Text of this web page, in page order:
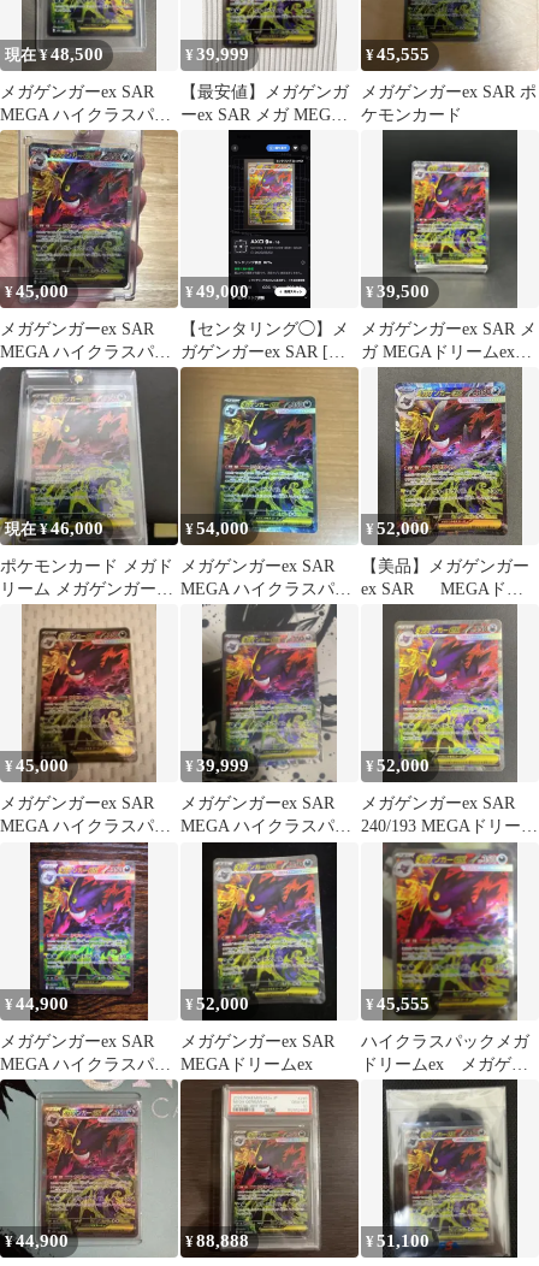
現在 ¥48,500
メガゲンガーex SAR
MEGA ハイクラスパッ
ク MEGAドリームex
¥39,999
【最安値】メガゲンガ
ーex SAR メガ MEGA
¥45,555
メガゲンガーex SAR ポ
ケモンカード
¥45,000
メガゲンガーex SAR
MEGA ハイクラスパッ
ク MEGAドリームex
キ…
¥49,000
【センタリング◯】メ
ガゲンガーex SAR [M2a
240/193]
¥39,500
メガゲンガーex SAR メ
ガ MEGAドリームex
現在 ¥46,000
ポケモンカード メガド
リーム メガゲンガーex
SAR 160
¥54,000
メガゲンガーex SAR
MEGA ハイクラスパッ
ク MEGAドリームex
キ…
¥52,000
【美品】メガゲンガー
ex SAR MEGAドリ
¥45,000
メガゲンガーex SAR
MEGA ハイクラスパッ
ク MEGAドリームex
¥39,999
メガゲンガーex SAR
MEGA ハイクラスパッ
¥52,000
メガゲンガーex SAR
240/193 MEGAドリーム
ex 美品
¥44,900
メガゲンガーex SAR
MEGA ハイクラスパッ
ク MEGAドリームex
¥52,000
メガゲンガーex SAR
MEGAドリームex
¥45,555
ハイクラスパックメガ
ドリームex メガゲン
ガーex SAR ❣
¥44,900 ¥88,888 ¥51,100